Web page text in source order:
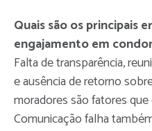
Quais são os principais
engajamento em
Falta de transparência,
e ausência de retorno
moradores são fatores
Comunicação falha